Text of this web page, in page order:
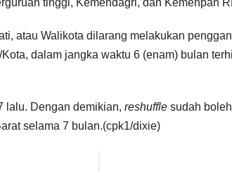
atau Walikota dilarang melakukan
dalam jangka waktu 6 (enam) bulan
lalu. Dengan demikian, reshuffle sudah boleh
selama 7 bulan.(cpk1/dixie)